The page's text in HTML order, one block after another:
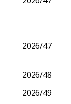
2026/47
2026/48
2026/49